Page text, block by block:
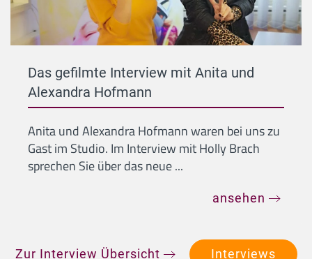
Das gefilmte Interview mit Anita und
Alexandra Hofmann
Anita und Alexandra Hofmann waren bei uns zu
Gast im Studio. Im Interview mit Holly Brach
sprechen Sie über das neue ...
ansehen
Zur Interview Übersicht Interviews